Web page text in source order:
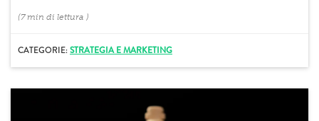
(7 min di lettura )
CATEGORIE:STRATEGIA E MARKETING